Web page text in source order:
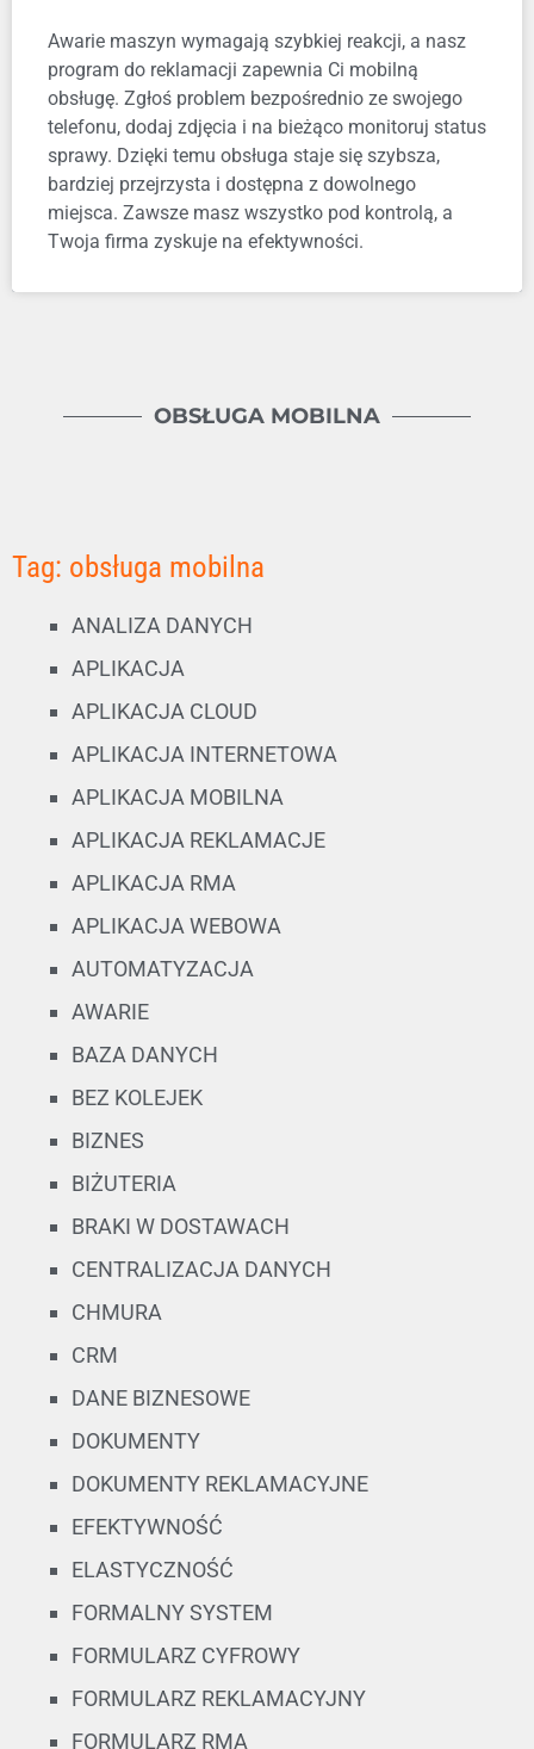
Awarie maszyn wymagają szybkiej reakcji, a nasz
program do reklamacji zapewnia Ci mobilną
obsługę. Zgłoś problem bezpośrednio ze swojego
telefonu, dodaj zdjęcia i na bieżąco monitoruj status
sprawy. Dzięki temu obsługa staje się szybsza,
bardziej przejrzysta i dostępna z dowolnego
miejsca. Zawsze masz wszystko pod kontrolą, a
Twoja firma zyskuje na efektywności.
OBSŁUGA MOBILNA
Tag: obsługa mobilna
ANALIZA DANYCH
APLIKACJA
APLIKACJA CLOUD
APLIKACJA INTERNETOWA
APLIKACJA MOBILNA
APLIKACJA REKLAMACJE
APLIKACJA RMA
APLIKACJA WEBOWA
AUTOMATYZACJA
AWARIE
BAZA DANYCH
BEZ KOLEJEK
BIZNES
BIŻUTERIA
BRAKI W DOSTAWACH
CENTRALIZACJA DANYCH
CHMURA
CRM
DANE BIZNESOWE
DOKUMENTY
DOKUMENTY REKLAMACYJNE
EFEKTYWNOŚĆ
ELASTYCZNOŚĆ
FORMALNY SYSTEM
FORMULARZ CYFROWY
FORMULARZ REKLAMACYJNY
FORMULARZ RMA